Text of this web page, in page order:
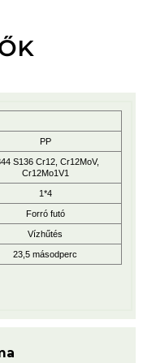
PP
S136 Cr12, Cr12MoV,
Cr12Mo1V1
1*4
Forró futó
Vízhűtés
23,5 másodperc